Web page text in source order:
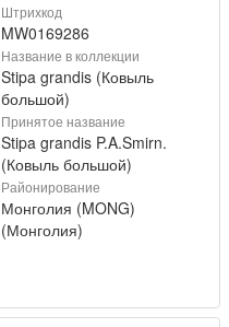
Штрихкод
MW0169286
Название в коллекции
Stipa grandis (Ковыль
большой)
Принятое название
Stipa grandis P.A.Smirn.
(Ковыль большой)
Районирование
Монголия (MONG)
(Монголия)